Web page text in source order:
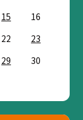
15
16
22
23
29 30